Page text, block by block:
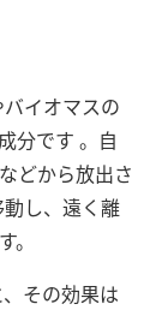
イオマスの
分です 。自
どから放出さ
し、遠く離
その効果は